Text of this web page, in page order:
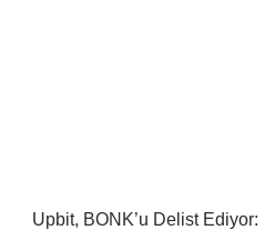
Upbit, BONK’u Delist Ediyor: